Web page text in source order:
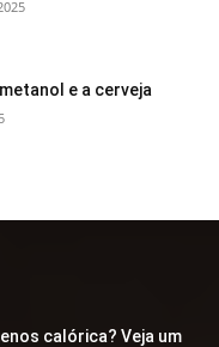
e a cerveja
calórica? Veja um